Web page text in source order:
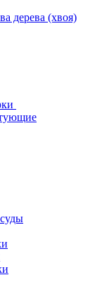
дерева (хвоя)